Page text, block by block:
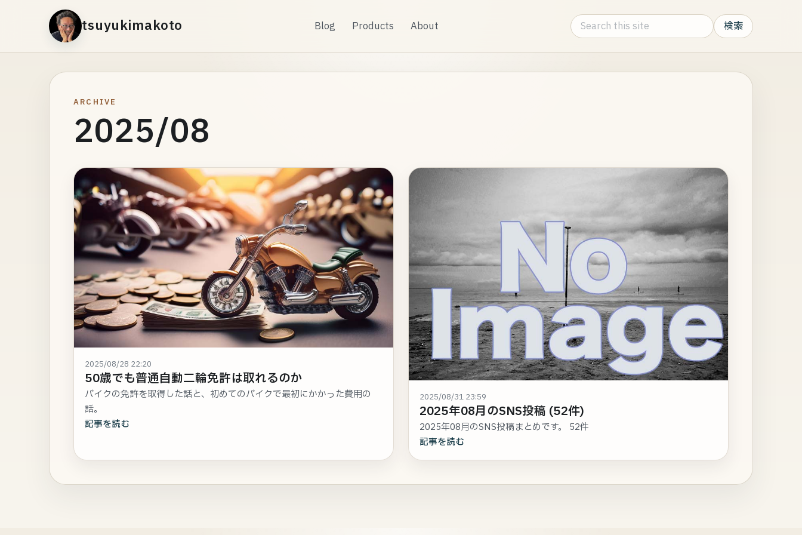
tsuyukimakoto Blog Products About Search this site
ARCHIVE
2025/08
2025/08/28 22:20
50歳でも普通自動二輪免許は取れるのか
バイクの免許を取得した話と、初めてのバイクで最初にかかった費用の
話。
記事を読む
2025/08/31 23:59
2025年08月のSNS投稿 (52件)
2025年08月のSNS投稿まとめです。 52件
記事を読む